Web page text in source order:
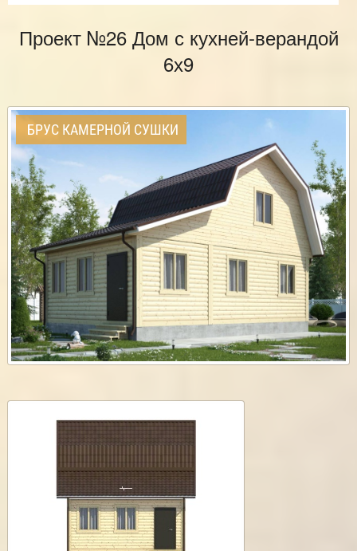
Проект №26 Дом с кухней-верандой
6х9
БРУС КАМЕРНОЙ СУШКИ